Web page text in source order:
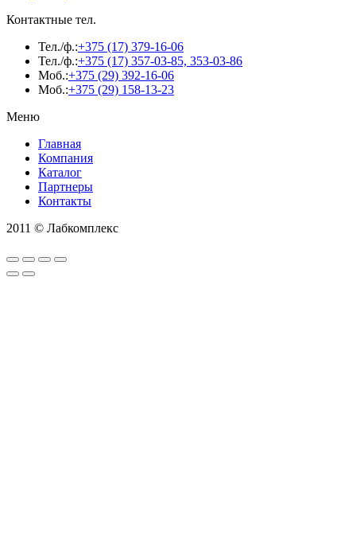
Контактные тел.
Тел./ф.:+375 (17) 379-16-06
Тел./ф.:+375 (17) 357-03-85, 353-03-86
Моб.:+375 (29) 392-16-06
Моб.:+375 (29) 158-13-23
Меню
Главная
Компания
Каталог
Партнеры
Контакты
2011 © Лабкомплекс